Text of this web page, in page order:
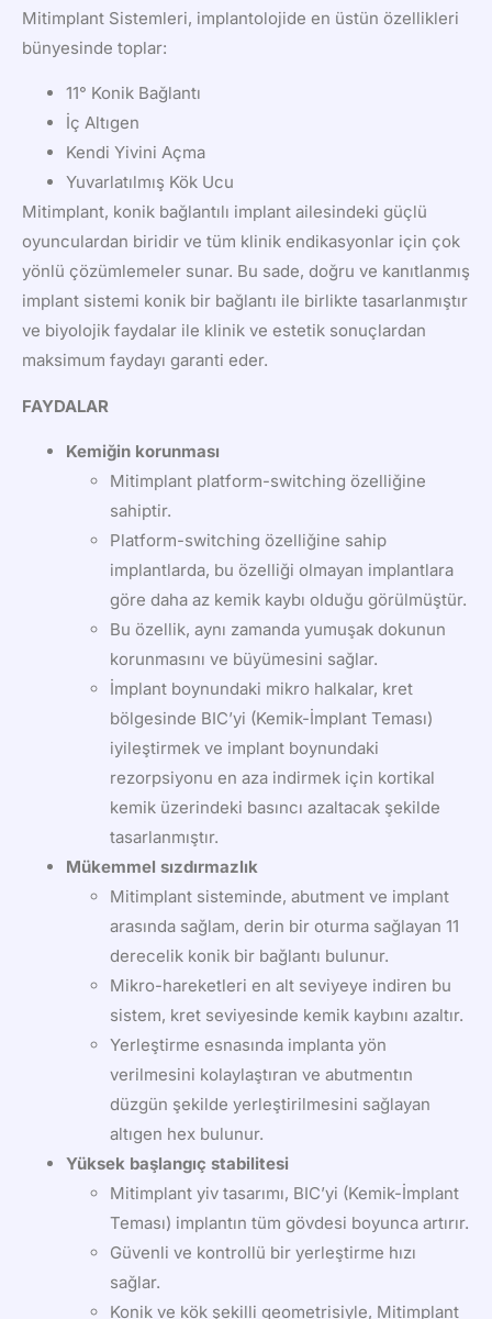
Mitimplant Sistemleri, implantolojide en üstün özellikleri
bünyesinde toplar:
11° Konik Bağlantı
İç Altıgen
Kendi Yivini Açma
Yuvarlatılmış Kök Ucu
Mitimplant, konik bağlantılı implant ailesindeki güçlü
oyunculardan biridir ve tüm klinik endikasyonlar için çok
yönlü çözümlemeler sunar. Bu sade, doğru ve kanıtlanmış
implant sistemi konik bir bağlantı ile birlikte tasarlanmıştır
ve biyolojik faydalar ile klinik ve estetik sonuçlardan
maksimum faydayı garanti eder.
FAYDALAR
Kemiğin korunması
Mitimplant platform-switching özelliğine
sahiptir.
Platform-switching özelliğine sahip
implantlarda, bu özelliği olmayan implantlara
göre daha az kemik kaybı olduğu görülmüştür.
Bu özellik, aynı zamanda yumuşak dokunun
korunmasını ve büyümesini sağlar.
İmplant boynundaki mikro halkalar, kret
bölgesinde BIC’yi (Kemik-İmplant Teması)
iyileştirmek ve implant boynundaki
rezorpsiyonu en aza indirmek için kortikal
kemik üzerindeki basıncı azaltacak şekilde
tasarlanmıştır.
Mükemmel sızdırmazlık
Mitimplant sisteminde, abutment ve implant
arasında sağlam, derin bir oturma sağlayan 11
derecelik konik bir bağlantı bulunur.
Mikro-hareketleri en alt seviyeye indiren bu
sistem, kret seviyesinde kemik kaybını azaltır.
Yerleştirme esnasında implanta yön
verilmesini kolaylaştıran ve abutmentın
düzgün şekilde yerleştirilmesini sağlayan
altıgen hex bulunur.
Yüksek başlangıç stabilitesi
Mitimplant yiv tasarımı, BIC’yi (Kemik-İmplant
Teması) implantın tüm gövdesi boyunca artırır.
Güvenli ve kontrollü bir yerleştirme hızı
sağlar.
Konik ve kök şekilli geometrisiyle, Mitimplant